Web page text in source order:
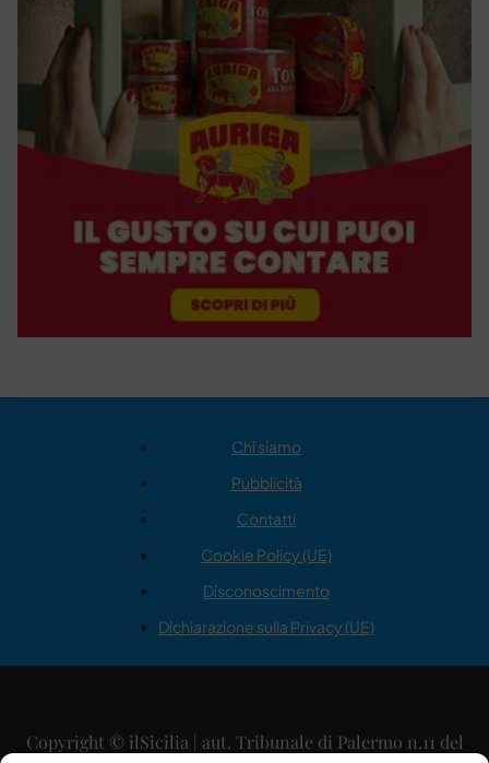
Chi siamo
Pubblicità
Contatti
Cookie Policy (UE)
Disconoscimento
Dichiarazione sulla Privacy (UE)
Copyright © ilSicilia | aut. Tribunale di Palermo n.11 del